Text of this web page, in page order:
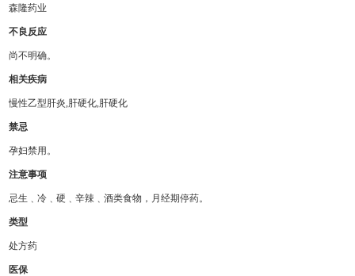
森隆药业
不良反应
尚不明确。
相关疾病
慢性乙型肝炎,肝硬化,肝硬化
禁忌
孕妇禁用。
注意事项
忌生﹑冷﹑硬﹑辛辣﹑酒类食物，月经期停药。
类型
处方药
医保